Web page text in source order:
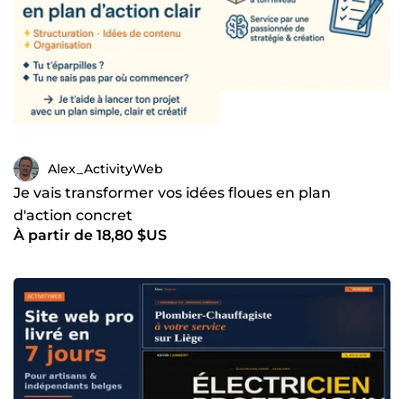
Alex_ActivityWeb
Je vais transformer vos idées floues en plan
d'action concret
À partir de 18,80 $US